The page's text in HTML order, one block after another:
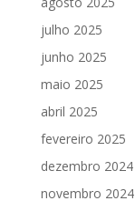
julho 2025
junho 2025
maio 2025
abril 2025
fevereiro 2025
dezembro 2024
novembro 2024